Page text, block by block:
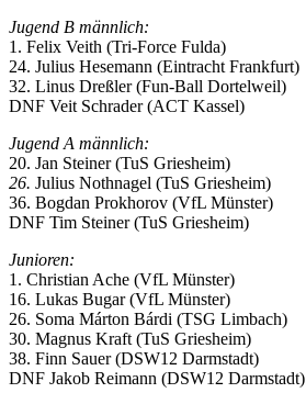
Jugend B männlich:
1. Felix Veith (Tri-Force Fulda)
24. Julius Hesemann (Eintracht Frankfurt)
32. Linus Dreßler (Fun-Ball Dortelweil)
DNF Veit Schrader (ACT Kassel)
Jugend A männlich:
20. Jan Steiner (TuS Griesheim)
26. Julius Nothnagel (TuS Griesheim)
36. Bogdan Prokhorov (VfL Münster)
DNF Tim Steiner (TuS Griesheim)
Junioren:
1. Christian Ache (VfL Münster)
16. Lukas Bugar (VfL Münster)
26. Soma Márton Bárdi (TSG Limbach)
30. Magnus Kraft (TuS Griesheim)
38. Finn Sauer (DSW12 Darmstadt)
DNF Jakob Reimann (DSW12 Darmstadt)